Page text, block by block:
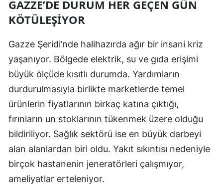
Zonguldak
Aksaray
Bayburt
Karaman
Kırıkkale
Batman
Şırnak
GAZZE’DE DURUM HER GEÇEN GÜN
KÖTÜLEŞIYOR
Gazze Şeridi’nde halihazırda ağır bir insani kriz
yaşanıyor. Bölgede elektrik, su ve gıda erişimi
büyük ölçüde kısıtlı durumda. Yardımların
durdurulmasıyla birlikte marketlerde temel
ürünlerin fiyatlarının birkaç katına çıktığı,
fırınların un stoklarının tükenmek üzere olduğu
bildiriliyor. Sağlık sektörü ise en büyük darbeyi
alan alanlardan biri oldu. Yakıt sıkıntısı nedeniyle
birçok hastanenin jeneratörleri çalışmıyor,
ameliyatlar erteleniyor.